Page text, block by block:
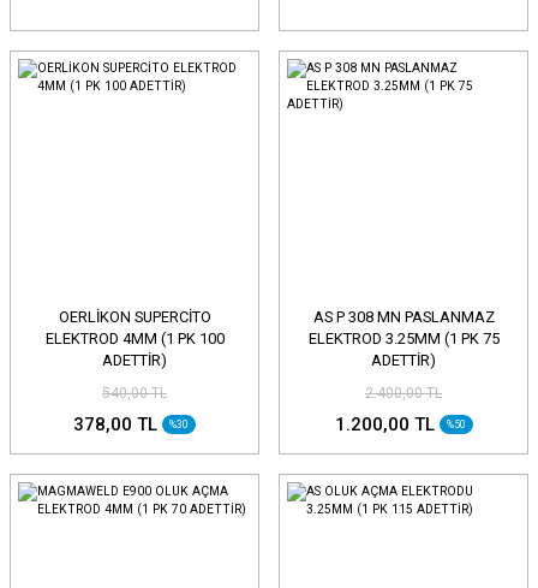
OERLİKON SUPERCİTO
ELEKTROD 4MM (1 PK 100
ADETTİR)
540,00 TL
378,00 TL %30
AS P 308 MN PASLANMAZ
ELEKTROD 3.25MM (1 PK 75
ADETTİR)
2.400,00 TL
1.200,00 TL %50